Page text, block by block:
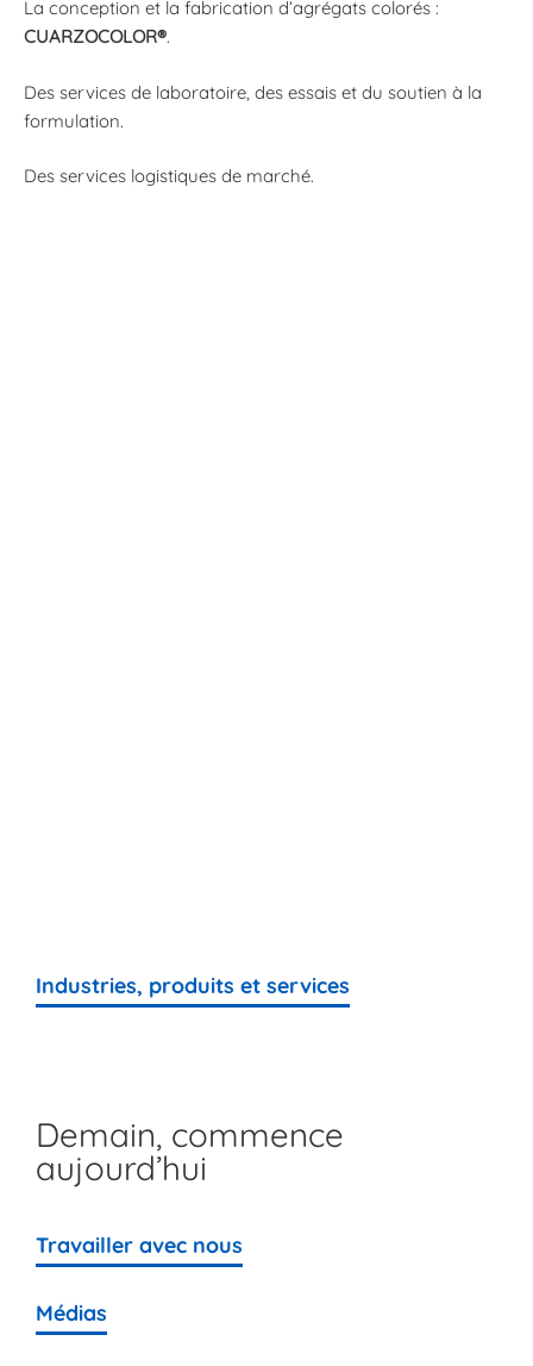
La conception et la fabrication d’agrégats colorés :
CUARZOCOLOR®.
Des services de laboratoire, des essais et du soutien à la
formulation.
Des services logistiques de marché.
Industries, produits et services
Demain, commence
aujourd’hui
Travailler avec nous
Médias